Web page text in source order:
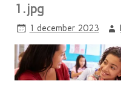
1.jpg
1 december 2023